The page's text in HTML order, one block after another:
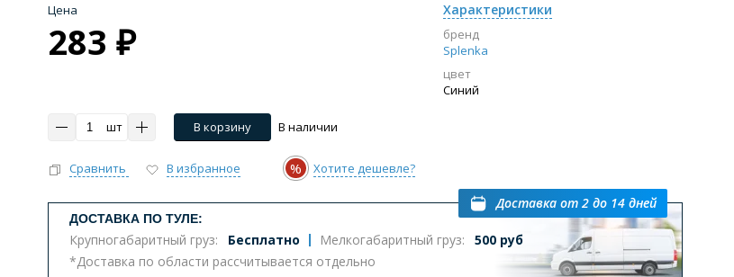
Цена
283 ₽
Характеристики
бренд
Splenka
цвет
Синий
шт В корзину В наличии
Сравнить В избранное % Хотите дешевле?
ДОСТАВКА ПО ТУЛЕ:
Крупногабаритный груз: Бесплатно Мелкогабаритный груз:
500 руб
*Доставка по области рассчитывается отдельно
Доставка от 2 до 14 дней